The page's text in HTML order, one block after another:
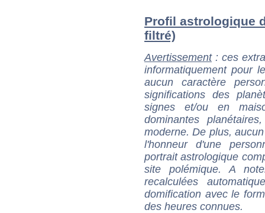
Profil astrologique
filtré)
Avertissement: ces
informatiquement pour
aucun caractère
significations des
signes et/ou en
dominantes
moderne. De plus,
l'honneur d'une
portrait astrologique
site polémique. A
recalculées
domification avec le
des heures connues.